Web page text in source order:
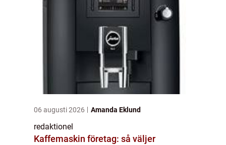
06 augusti 2026 Amanda Eklund
redaktionel
Kaffemaskin företag: så väljer